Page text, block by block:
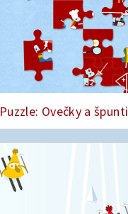
Puzzle: Ovečky a špunti